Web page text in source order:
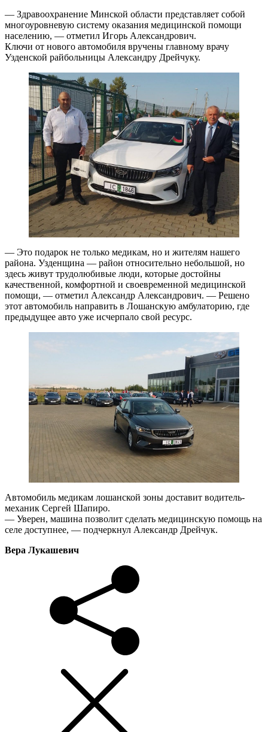
— Здравоохранение Минской области представляет собой
многоуровневую систему оказания медицинской помощи
населению, — отметил Игорь Александрович.
Ключи от нового автомобиля вручены главному врачу
Узденской райбольницы Александру Дрейчуку.
— Это подарок не только медикам, но и жителям нашего
района. Узденщина — район относительно небольшой, но
здесь живут трудолюбивые люди, которые достойны
качественной, комфортной и своевременной медицинской
помощи, — отметил Александр Александрович. — Решено
этот автомобиль направить в Лошанскую амбулаторию, где
предыдущее авто уже исчерпало свой ресурс.
Автомобиль медикам лошанской зоны доставит водитель-
механик Сергей Шапиро.
— Уверен, машина позволит сделать медицинскую помощь на
селе доступнее, — подчеркнул Александр Дрейчук.
Вера Лукашевич